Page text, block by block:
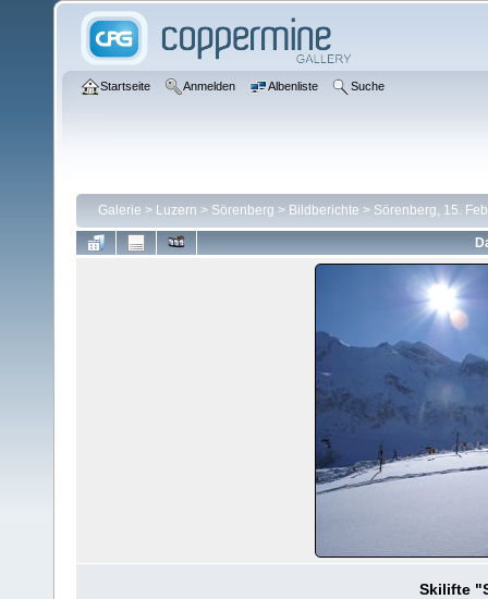
Startseite Anmelden Albenliste Suche
Galerie > Luzern > Sörenberg > Bildberichte > Sörenberg, 15.
Skilifte